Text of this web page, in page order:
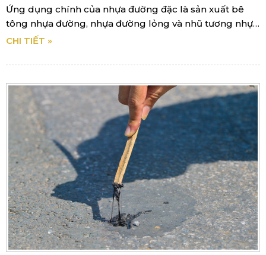
Ứng dụng chính của nhựa đường đặc là sản xuất bê
tông nhựa đường, nhựa đường lỏng và nhũ tương nhựa
đường phục vụ các công trình giao thông.
CHI TIẾT »